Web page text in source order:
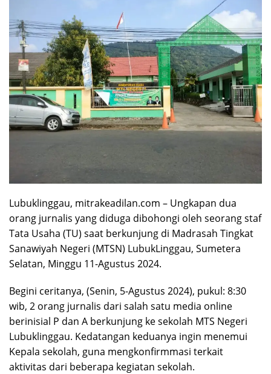
Lubuklinggau, mitrakeadilan.com – Ungkapan dua
orang jurnalis yang diduga dibohongi oleh seorang staf
Tata Usaha (TU) saat berkunjung di Madrasah Tingkat
Sanawiyah Negeri (MTSN) LubukLinggau, Sumetera
Selatan, Minggu 11-Agustus 2024.
Begini ceritanya, (Senin, 5-Agustus 2024), pukul: 8:30
wib, 2 orang jurnalis dari salah satu media online
berinisial P dan A berkunjung ke sekolah MTS Negeri
Lubuklinggau. Kedatangan keduanya ingin menemui
Kepala sekolah, guna mengkonfirmmasi terkait
aktivitas dari beberapa kegiatan sekolah.